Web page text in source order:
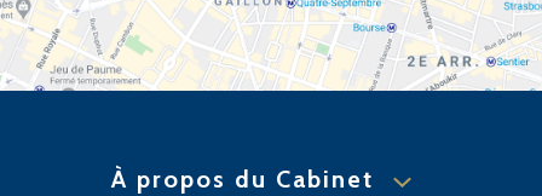
À propos du Cabinet